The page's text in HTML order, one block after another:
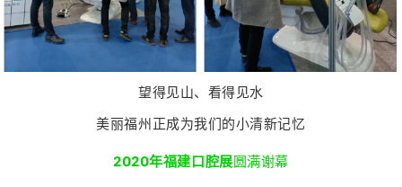
望得见山、看得见水
美丽福州 正成为我们的小清新记忆
2020年福建口腔展圆满谢幕